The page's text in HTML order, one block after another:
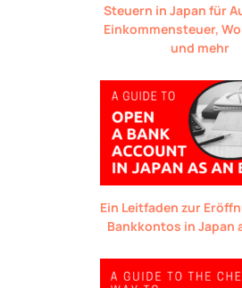
Steuern in Japan für
Einkommensteuer,
und mehr
Ein Leitfaden zur
Bankkontos in Japan